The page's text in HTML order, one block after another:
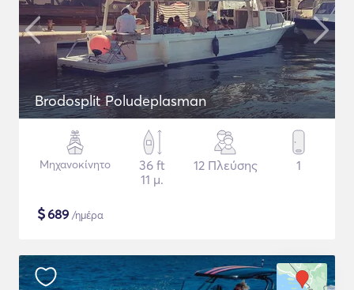
Brodosplit Poludeplasman
Μηχανοκίνητο
36 ft
11 μ.
12 Πλεύσης 1
$689 /ημέρα